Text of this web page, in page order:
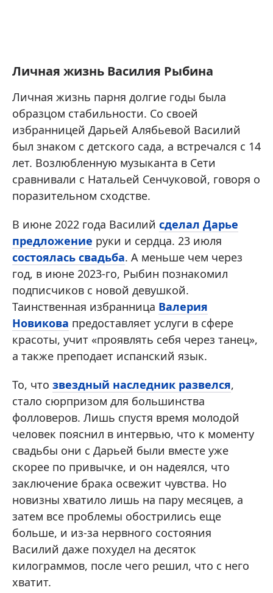
Личная жизнь Василия Рыбина
Личная жизнь парня долгие годы была
образцом стабильности. Со своей
избранницей Дарьей Алябьевой Василий
был знаком с детского сада, а встречался с 14
лет. Возлюбленную музыканта в Сети
сравнивали с Натальей Сенчуковой, говоря о
поразительном сходстве.
В июне 2022 года Василий сделал Дарье
предложение руки и сердца. 23 июля
состоялась свадьба. А меньше чем через
год, в июне 2023-го, Рыбин познакомил
подписчиков с новой девушкой.
Таинственная избранница Валерия
Новикова предоставляет услуги в сфере
красоты, учит «проявлять себя через танец»,
а также преподает испанский язык.
То, что звездный наследник развелся,
стало сюрпризом для большинства
фолловеров. Лишь спустя время молодой
человек пояснил в интервью, что к моменту
свадьбы они с Дарьей были вместе уже
скорее по привычке, и он надеялся, что
заключение брака освежит чувства. Но
новизны хватило лишь на пару месяцев, а
затем все проблемы обострились еще
больше, и из-за нервного состояния
Василий даже похудел на десяток
килограммов, после чего решил, что с него
хватит.